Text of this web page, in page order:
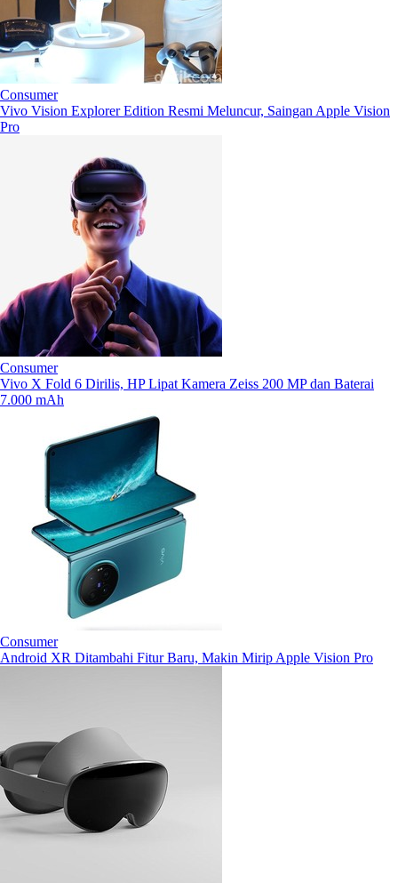
Consumer
Vivo Vision Explorer Edition Resmi Meluncur, Saingan Apple Vision
Pro
Consumer
Vivo X Fold 6 Dirilis, HP Lipat Kamera Zeiss 200 MP dan Baterai
7.000 mAh
Consumer
Android XR Ditambahi Fitur Baru, Makin Mirip Apple Vision Pro